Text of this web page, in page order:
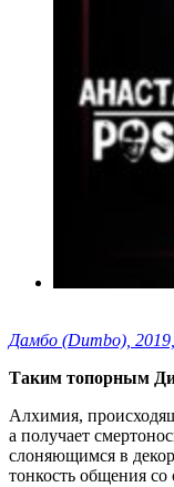
Дамбо (Dumbo),
Таким топорным
Алхимия,
а получает
слоняющимся в
тонкость общения